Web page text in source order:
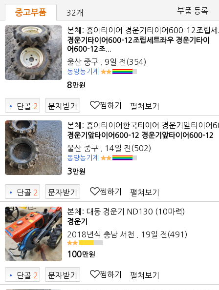
중고부품 32개 부품 등록
본체: 흥아타이어 경운기타이어600-12조립
경운기타이어600-12조립세트좌우 경운기타이
어600-12조...
울산 중구 . 9일 전(354)
동양농기계
8만원
• 단골 2
9
문자받기 찜하기 펼쳐보기
본체: 흥아타이어한국타이어 경운기앞타이
경운기앞타이어600-12 경운기앞타이어600-12
울산 중구 . 14일 전(502)
동양농기계
3만원
• 단골 2
9
문자받기 찜하기 펼쳐보기
본체: 대동 경운기 ND130 (10마력)
경운기
2018년식 충남 서천 . 19일 전(491)
100만원
• 단골 2
2
문자받기 찜하기 펼쳐보기